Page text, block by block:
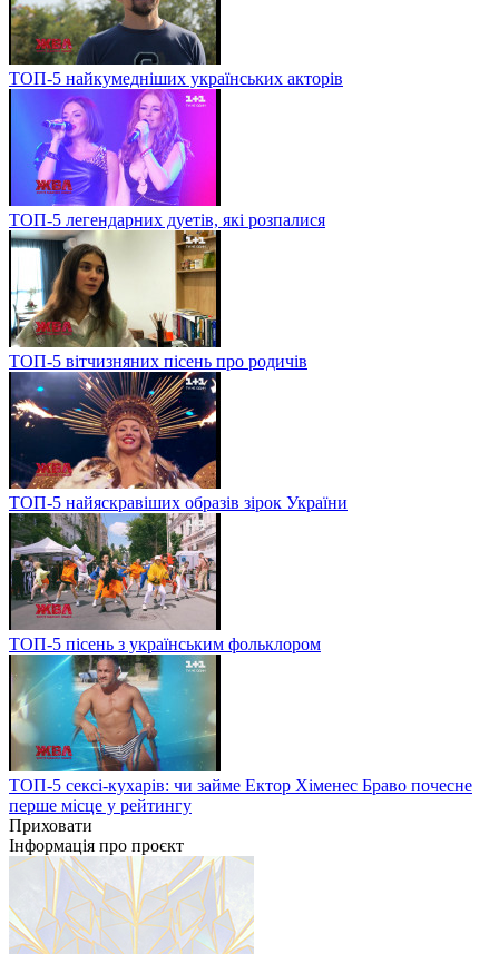
ТОП-5 найкумедніших українських акторів
ТОП-5 легендарних дуетів, які розпалися
ТОП-5 вітчизняних пісень про родичів
ТОП-5 найяскравіших образів зірок України
ТОП-5 пісень з українським фольклором
ТОП-5 сексі-кухарів: чи займе Ектор Хіменес Браво почесне
перше місце у рейтингу
Приховати
Інформація про проєкт